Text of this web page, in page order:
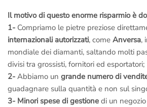
Il motivo di questo enorme risparmio è
1- Compriamo le pietre preziose
internazionali autorizzati, come Anversa,
mondiale dei diamanti, saltando molti
divisi tra grossisti, fornitori ed esportatori;
2- Abbiamo un grande numero di
guadagnare sulla quantità e non sul
3- Minori spese di gestione di un